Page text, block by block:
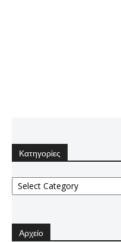
Κατηγορίες
Κατηγορίες
Αρχείο